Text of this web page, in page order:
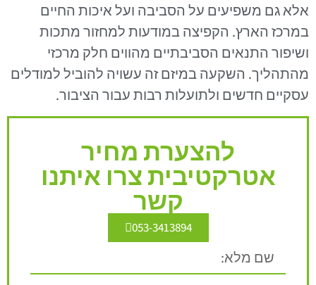
אלא גם משפיעים על הסביבה ועל איכות החיים
במרכז הארץ. הקפיצה במודעות למחזור מתכות
ושיפור התנאים הסביבתיים מהווים חלק מרכזי
מהתהליך. השקעה במיזם זה עשויה להוביל למודלים
עסקיים חדשים ולתועלות רבות עבור הציבור.
להצערת מחיר
אטרקטיבית צרו איתנו
קשר
053-3413894